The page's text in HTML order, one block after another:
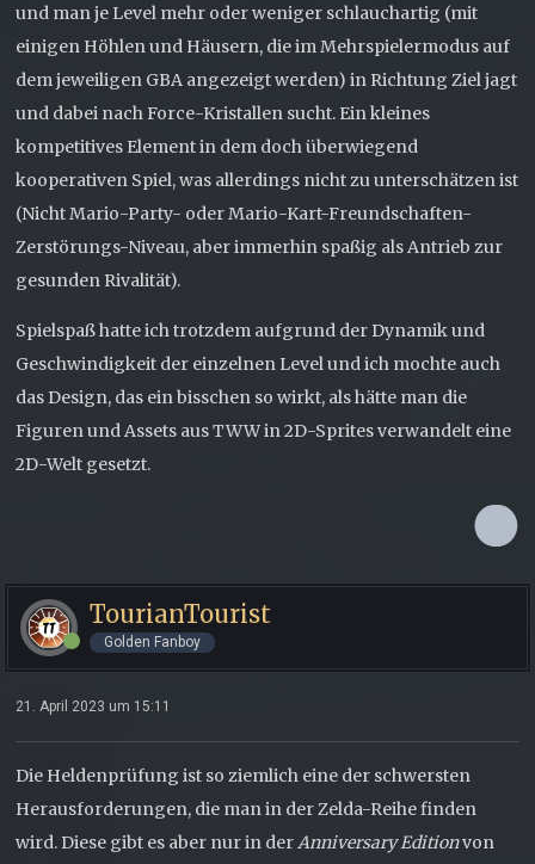
und man je Level mehr oder weniger schlauchartig (mit
einigen Höhlen und Häusern, die im Mehrspielermodus auf
dem jeweiligen GBA angezeigt werden) in Richtung Ziel jagt
und dabei nach Force-Kristallen sucht. Ein kleines
kompetitives Element in dem doch überwiegend
kooperativen Spiel, was allerdings nicht zu unterschätzen ist
(Nicht Mario-Party- oder Mario-Kart-Freundschaften-
Zerstörungs-Niveau, aber immerhin spaßig als Antrieb zur
gesunden Rivalität).
Spielspaß hatte ich trotzdem aufgrund der Dynamik und
Geschwindigkeit der einzelnen Level und ich mochte auch
das Design, das ein bisschen so wirkt, als hätte man die
Figuren und Assets aus TWW in 2D-Sprites verwandelt eine
2D-Welt gesetzt.
TourianTourist
Golden Fanboy
21. April 2023 um 15:11
Die Heldenprüfung ist so ziemlich eine der schwersten
Herausforderungen, die man in der Zelda-Reihe finden
wird. Diese gibt es aber nur in derAnniversary Editionvon